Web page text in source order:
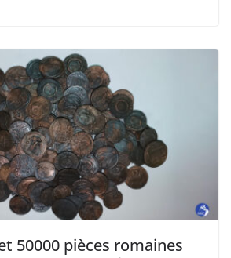
50000 pièces romaines